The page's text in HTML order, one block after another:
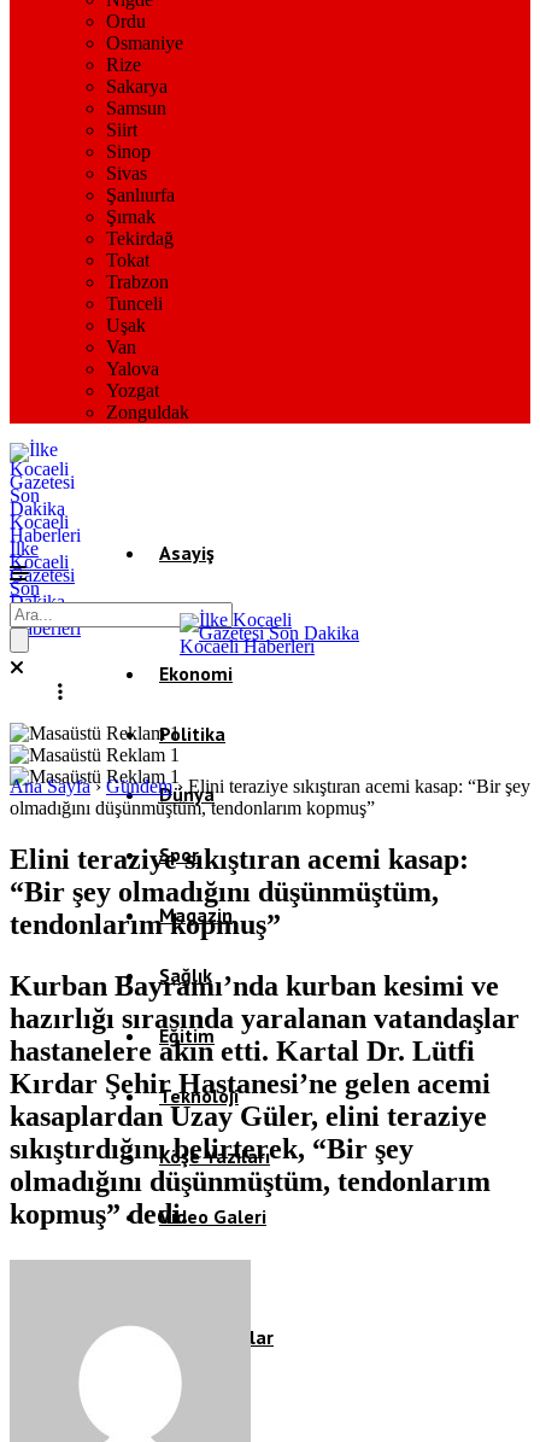
Ordu
Osmaniye
Rize
Sakarya
Samsun
Siirt
Sinop
Sivas
Şanlıurfa
Şırnak
Tekirdağ
Tokat
Trabzon
Tunceli
Uşak
Van
Yalova
Yozgat
Zonguldak
İlke
Kocaeli
Gazetesi
Son
Dakika
Kocaeli
Haberleri
Asayiş
Gündem
Ekonomi
Politika
Dünya
Spor
Magazin
Sağlık
Eğitim
Teknoloji
Köşe Yazıları
Video Galeri
Resmi İlanlar
Ana Sayfa› Gündem› Elini teraziye sıkıştıran acemi kasap: “Bir şey
olmadığını düşünmüştüm, tendonlarım kopmuş”
Elini teraziye sıkıştıran acemi kasap:
“Bir şey olmadığını düşünmüştüm,
tendonlarım kopmuş”
Kurban Bayramı’nda kurban kesimi ve
hazırlığı sırasında yaralanan vatandaşlar
hastanelere akın etti. Kartal Dr. Lütfi
Kırdar Şehir Hastanesi’ne gelen acemi
kasaplardan Uzay Güler, elini teraziye
sıkıştırdığını belirterek, “Bir şey
olmadığını düşünmüştüm, tendonlarım
kopmuş” dedi.